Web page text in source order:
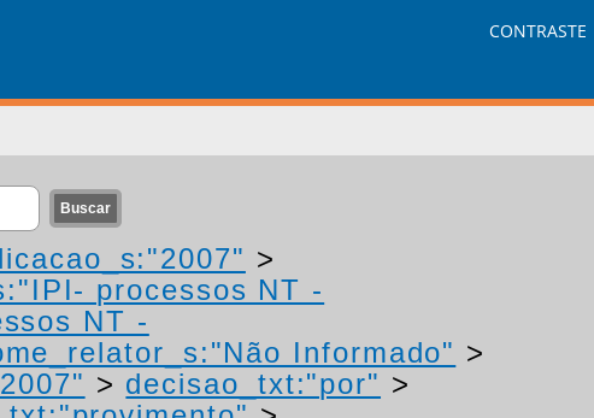
CONTRASTE
>
processos NT -
NT -
Informado" >
> decisao_txt:"por" >